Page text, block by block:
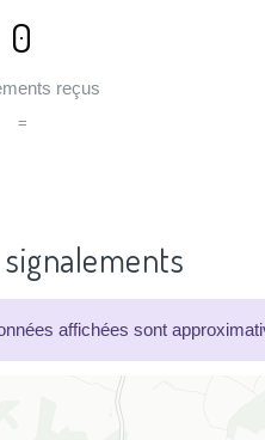
0
reçus
=
affichées sont